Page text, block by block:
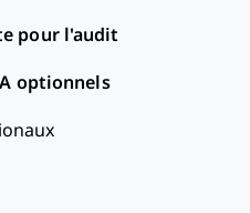
pour l'audit
optionnels